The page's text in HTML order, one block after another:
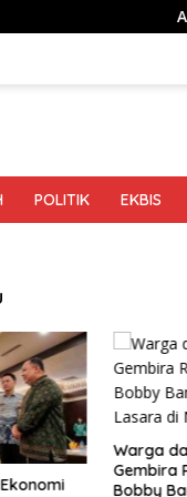
Aliansi
POLITIK EKBIS
Warga dan
Gembira
Bobby